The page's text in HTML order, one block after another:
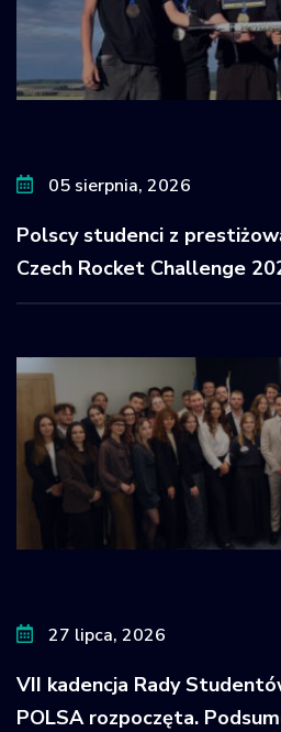
05 sierpnia, 2026
Polscy studenci z
Czech Rocket Challenge
27 lipca, 2026
VII kadencja Rady
POLSA rozpoczęta.